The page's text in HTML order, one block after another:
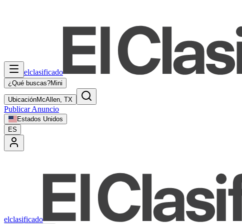
elclasificado
¿Qué buscas?Mini
UbicaciónMcAllen, TX
Publicar Anuncio
Estados Unidos
ES
elclasificado